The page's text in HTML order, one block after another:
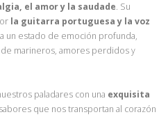
el amor y la saudade. Su
la guitarra portuguesa y la voz
un estado de emoción profunda,
marineros, amores perdidos y
paladares con una exquisita
que nos transportan al corazón